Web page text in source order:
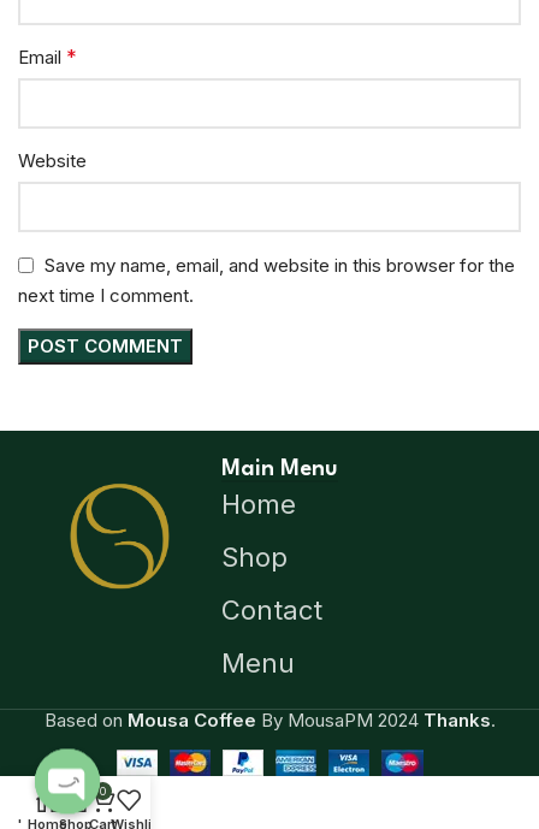
Email *
Website
Save my name, email, and website in this browser for the
next time I comment.
Main Menu
Home
Shop
Contact
Menu
Based on Mousa Coffee By MousaPM 2024 Thanks.
' HomeShop
0
CartWishlist